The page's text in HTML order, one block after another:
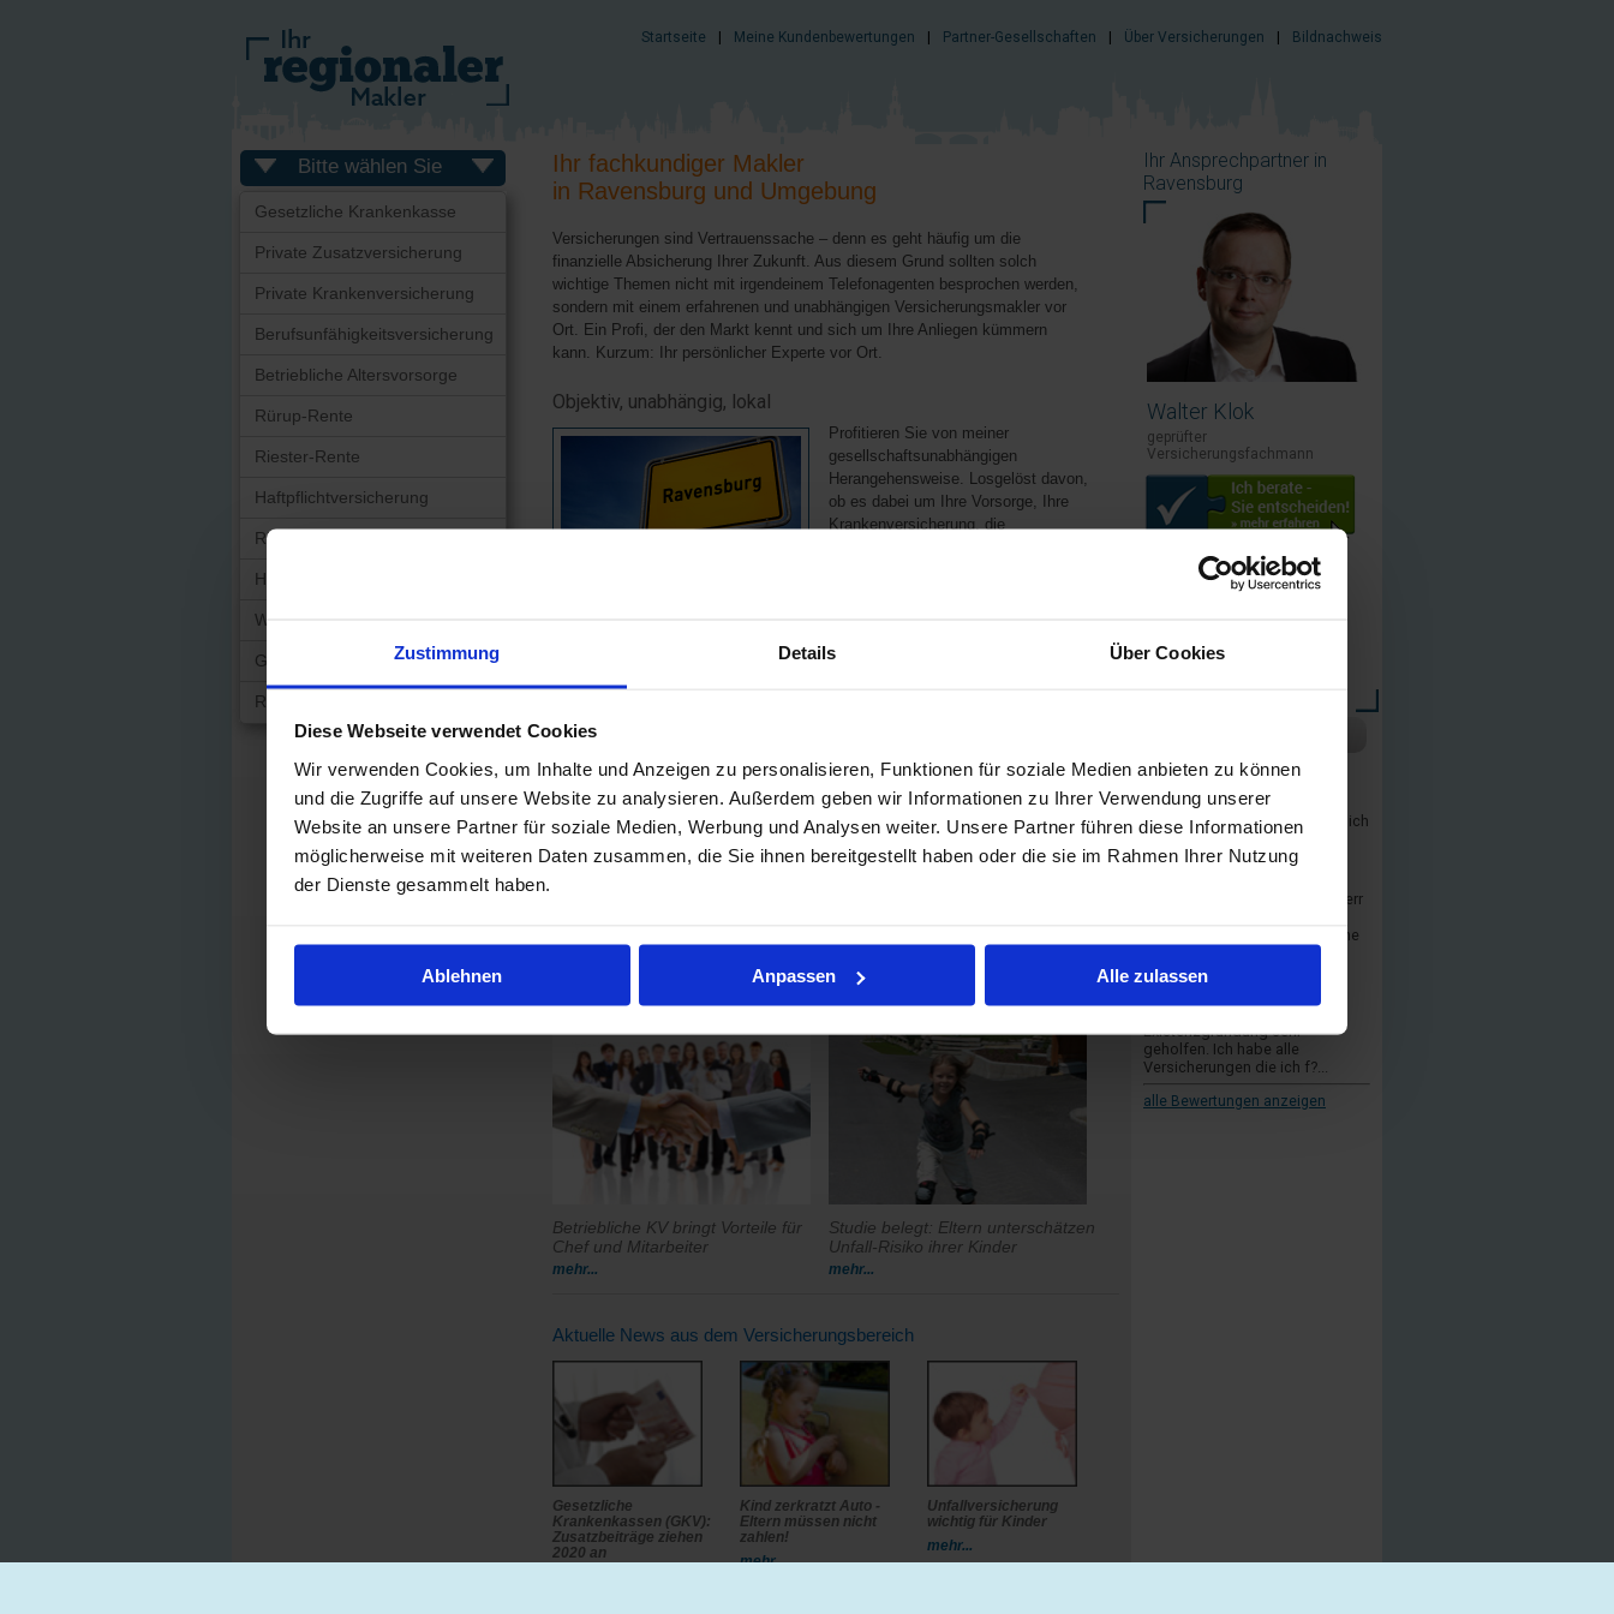
Zustimmung Details Über Cookies
Diese Webseite verwendet Cookies
Wir verwenden Cookies, um Inhalte und Anzeigen zu personalisieren, Funktionen für soziale Medien anbieten zu können
und die Zugriffe auf unsere Website zu analysieren. Außerdem geben wir Informationen zu Ihrer Verwendung unserer
Website an unsere Partner für soziale Medien, Werbung und Analysen weiter. Unsere Partner führen diese Informationen
möglicherweise mit weiteren Daten zusammen, die Sie ihnen bereitgestellt haben oder die sie im Rahmen Ihrer Nutzung
der Dienste gesammelt haben.
Ablehnen Anpassen Alle zulassen
Startseite Meine Kundenbewertungen Partner-Gesellschaften Über Versicherungen Bildnachweis
Bitte wählen Sie
Gesetzliche Krankenkasse
Private Zusatzversicherung
Private Krankenversicherung
Berufsunfähigkeitsversicherung
Betriebliche Altersvorsorge
Rürup-Rente
Riester-Rente
Haftpflichtversicherung
Risikolebensversicherung
Hausratversicherung
Wohngebäudeversicherung
Gewerbesach-Versicherung
Rechtsschutz
Ihr fachkundiger Makler
in Ravensburg und Umgebung
Versicherungen sind Vertrauenssache – denn es geht häufig um die
finanzielle Absicherung Ihrer Zukunft. Aus diesem Grund sollten solch
wichtige Themen nicht mit irgendeinem Telefonagenten besprochen werden,
sondern mit einem erfahrenen und unabhängigen Versicherungsmakler vor
Ort. Ein Profi, der den Markt kennt und sich um Ihre Anliegen kümmern
kann. Kurzum: Ihr persönlicher Experte vor Ort.
Objektiv, unabhängig, lokal
Profitieren Sie von meiner
gesellschaftsunabhängigen
Herangehensweise. Losgelöst davon,
ob es dabei um Ihre Vorsorge, Ihre
Krankenversicherung, die
Als Ihr persönlicher Ansprechpartner stehe ich jederzeit gerne für alle offenen
umfassenden Branchenkenntnisse kann ich Ihnen mit Sicherheit ein Angebot
Weitere Themen
Betriebliche KV bringt Vorteile für
Chef und Mitarbeiter
mehr...
Studie belegt: Eltern unterschätzen
Unfall-Risiko ihrer Kinder
mehr...
Aktuelle News aus dem Versicherungsbereich
Gesetzliche
Krankenkassen (GKV):
Zusatzbeiträge ziehen
2020 an
Kind zerkratzt Auto -
Eltern müssen nicht
zahlen!
mehr...
Unfallversicherung
wichtig für Kinder
mehr...
Ihr Ansprechpartner in
Ravensburg
Walter Klok
geprüfter
Versicherungsfachmann
IHK-Registrierung:
D-19UP-SVBI3-61
Fax
(02931) 8 96 58 57
Christian H.
Herr Klok hat sich viel Zeit
genommen und alles ausführlich
erklärt. Vielen Dank!...
Ich wurde sehr gut beraten. Herr
Mediziner. Er kennt erstaunliche
Markus H.
Herr klok hat mich bei der
Existenzgründung sehr
geholfen. Ich habe alle
Versicherungen die ich f?...
alle Bewertungen anzeigen